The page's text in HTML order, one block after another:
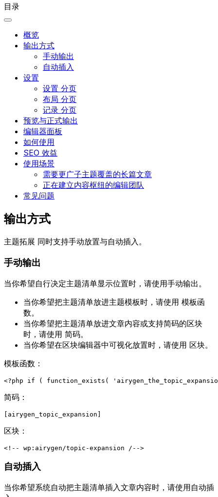
目录
概览
输出方式
手动输出
自动插入
设置
设置 分页
布局 分页
记录 分页
预览与正式输出
编辑器面板
如何使用
SEO 效益
使用场景
需要更广子主题覆盖的长篇文章
正在建立内容枢纽的编辑团队
常见问题
输出方式
主题拓展 同时支持手动放置与自动插入。
手动输出
当你希望自行决定主题清单显示位置时，请使用手动输出。
当你希望把主题清单放进主题模板时，请使用 模板函
数。
当你希望把主题清单放进文章内容或支持简码的区块
时，请使用 简码。
当你希望在区块编辑器中可视化放置时，请使用 区块。
模板函数：
简码：
区块：
自动插入
当你希望系统自动把主题清单插入文章内容时，请使用自动插